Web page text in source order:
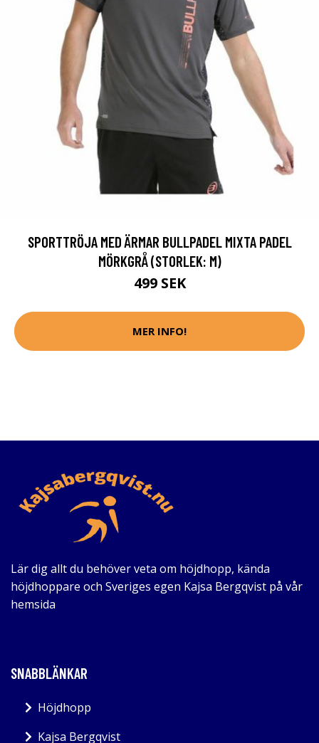
SPORTTRÖJA MED ÄRMAR BULLPADEL MIXTA PADEL
MÖRKGRÅ (STORLEK: M)
499 SEK
MER INFO!
Lär dig allt du behöver veta om höjdhopp, kända
höjdhoppare och Sveriges egen Kajsa Bergqvist på vår
hemsida
SNABBLÄNKAR
Höjdhopp
Kajsa Bergqvist